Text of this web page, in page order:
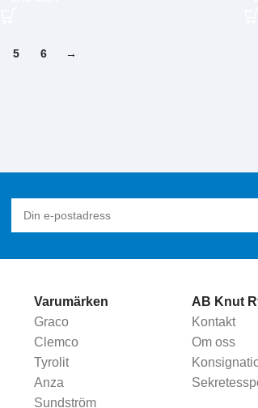
5 6 →
Varumärken
Graco
Clemco
Tyrolit
Anza
Sundström
AB Knut
Kontakt
Om oss